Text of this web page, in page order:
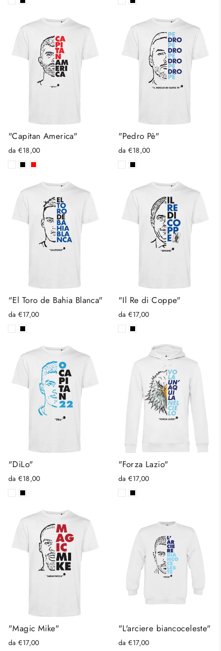
listino
listino
"Capitan America"
da €18,00
"Pedro Pè"
da €18,00
"El Toro de Bahia Blanca"
da €17,00
"Il Re di Coppe"
da €17,00
"DiLo"
da €18,00
"Forza Lazio"
da €17,00
"Magic Mike"
da €17,00
"L'arciere biancoceleste"
da €17,00